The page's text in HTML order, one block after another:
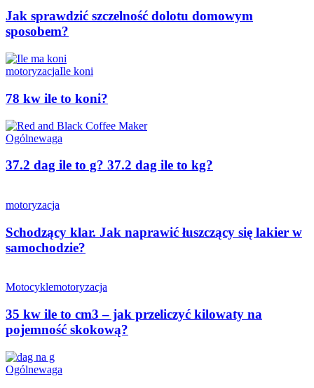
Jak sprawdzić szczelność dolotu domowym
sposobem?
motoryzacjaIle koni
78 kw ile to koni?
Ogólnewaga
37.2 dag ile to g? 37.2 dag ile to kg?
motoryzacja
Schodzący klar. Jak naprawić łuszczący się lakier w
samochodzie?
Motocyklemotoryzacja
35 kw ile to cm3 – jak przeliczyć kilowaty na
pojemność skokową?
Ogólnewaga